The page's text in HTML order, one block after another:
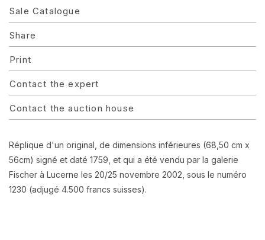
Sale Catalogue
Share
Print
Contact the expert
Contact the auction house
Réplique d'un original, de dimensions inférieures (68,50 cm x
56cm) signé et daté 1759, et qui a été vendu par la galerie
Fischer à Lucerne les 20/25 novembre 2002, sous le numéro
1230 (adjugé 4.500 francs suisses).